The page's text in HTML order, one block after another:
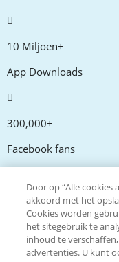
10 Miljoen+
App Downloads
300,000+
Facebook fans
20,000+
Kortingscodes
Door op “Alle cookies
akkoord met het
Cookies worden
het sitegebruik te
inhoud te
advertenties. U kunt